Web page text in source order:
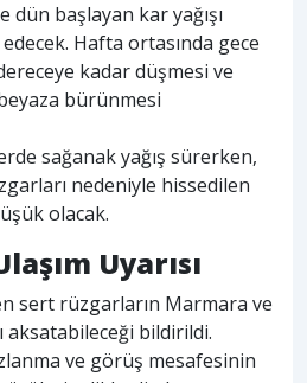
dün başlayan kar yağışı
Hafta ortasında gece
kadar düşmesi ve
bürünmesi
sağanak yağış sürerken,
nedeniyle hissedilen
olacak.
Uyarısı
sert rüzgarların Marmara ve
aksatabileceği bildirildi.
ve görüş mesafesinin